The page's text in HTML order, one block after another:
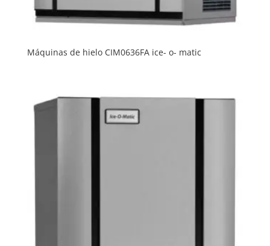
Máquinas de hielo CIM0636FA ice- o- matic